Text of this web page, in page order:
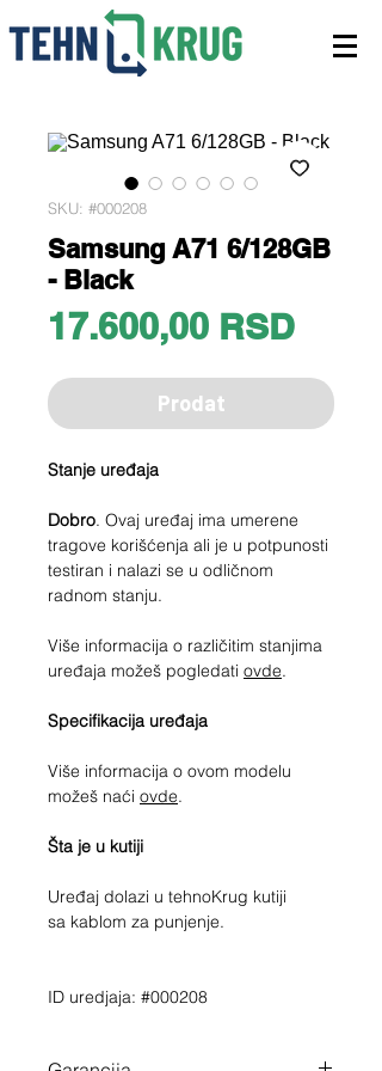
SKU: #000208
Samsung A71 6/128GB
- Black
17.600,00 RSDPrice
Prodat
Stanje uređaja
Dobro. Ovaj uređaj ima umerene
tragove korišćenja ali je u potpunosti
testiran i nalazi se u odličnom
radnom stanju.
Više informacija o različitim stanjima
uređaja možeš pogledati ovde.
Specifikacija uređaja
Više informacija o ovom modelu
možeš naći ovde.
Šta je u kutiji
Uređaj dolazi u tehnoKrug kutiji
sa kablom za punjenje.
ID uredjaja: #000208